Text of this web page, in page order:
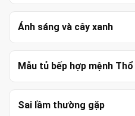
Ánh sáng và cây xanh
Mẫu tủ bếp hợp mệnh Thổ
Sai lầm thường gặp